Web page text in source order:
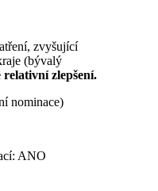
zvyšující
(bývalý
relativní zlepšení.
nominace)
ANO